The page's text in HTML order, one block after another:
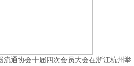
通协会十届四次会员大会在浙江杭州举